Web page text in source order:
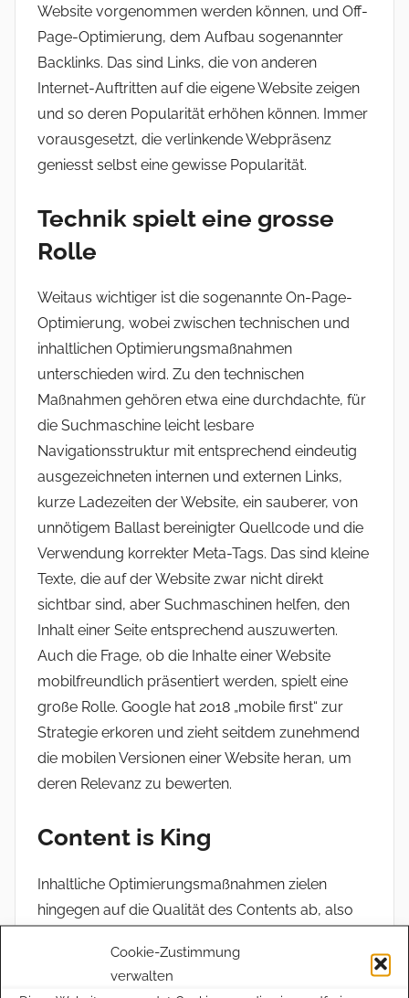
Cookie-Zustimmung
verwalten
Website vorgenommen werden können, und Off-
Page-Optimierung, dem Aufbau sogenannter
Backlinks. Das sind Links, die von anderen
Internet-Auftritten auf die eigene Website zeigen
und so deren Popularität erhöhen können. Immer
vorausgesetzt, die verlinkende Webpräsenz
geniesst selbst eine gewisse Popularität.
Technik spielt eine grosse
Rolle
Weitaus wichtiger ist die sogenannte On-Page-
Optimierung, wobei zwischen technischen und
inhaltlichen Optimierungsmaßnahmen
unterschieden wird. Zu den technischen
Maßnahmen gehören etwa eine durchdachte, für
die Suchmaschine leicht lesbare
Navigationsstruktur mit entsprechend eindeutig
ausgezeichneten internen und externen Links,
kurze Ladezeiten der Website, ein sauberer, von
unnötigem Ballast bereinigter Quellcode und die
Verwendung korrekter Meta-Tags. Das sind kleine
Texte, die auf der Website zwar nicht direkt
sichtbar sind, aber Suchmaschinen helfen, den
Inhalt einer Seite entsprechend auszuwerten.
Auch die Frage, ob die Inhalte einer Website
mobilfreundlich präsentiert werden, spielt eine
große Rolle. Google hat 2018 „mobile first“ zur
Strategie erkoren und zieht seitdem zunehmend
die mobilen Versionen einer Website heran, um
deren Relevanz zu bewerten.
Content is King
Inhaltliche Optimierungsmaßnahmen zielen
hingegen auf die Qualität des Contents ab, also
Website bereitstellt. Wer mit hochwertigen
Inhalten aufwarten kann, dem winken die oberen